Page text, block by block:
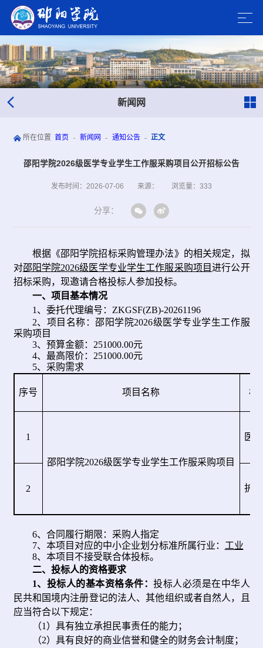
新闻网
所在位置 首页 新闻网 通知公告 正文
邵阳学院2026级医学专业学生工作服采购项目公开招标公告
发布时间：2026-07-06 来源： 浏览量： 333
分享：
根据《邵阳学院招标采购管理办法》的相关规定，拟
对邵阳学院2026级医学专业学生工作服采购项目进行公开
招标采购，现邀请合格投标人参加投标。
一、项目基本情况
1、委托代理编号：ZKGSF(ZB)-20261196
2、 项目名称：邵阳学院2026级医学专业学生工作服
采购项目
3、预算金额：251000.00元
4、最高限价：251000.00元
5、采购需求
序号 项目 名称 标
1
邵阳学院2026级医学专业学生工作服采购项目
医
2 护
6、合同履行期限：采购人指定
7、本项目对应的中小企业划分标准所属行业： 工业
8、本项目不接受联合体投标。
二、 投标人的资格要求
1、 投标人的基本资格条件： 投标人必须是在中华人
民共和国境内注册登记的法人、其他组织或者自然人，且
应当符合以下规定：
（1）具有独立承担民事责任的能力；
（2）具有良好的商业信誉和健全的财务会计制度；